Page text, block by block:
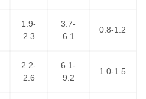
1.9-
2.3
3.7-
6.1
0.8-1.2
2.2-
2.6
6.1-
9.2
1.0-1.5